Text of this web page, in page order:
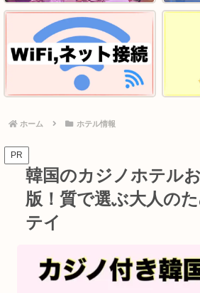
ホーム ホテル情報
PR
韓国のカジノホテル
版！質で選ぶ大人の
テイ